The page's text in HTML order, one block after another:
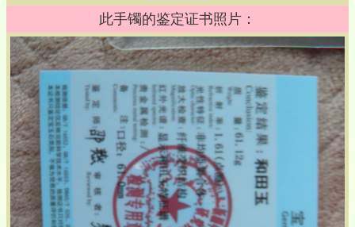
此手镯的鉴定证书照片：